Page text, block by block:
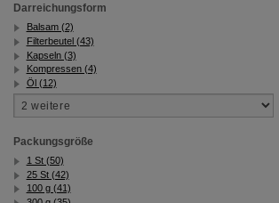
Darreichungsform
Balsam (2)
Filterbeutel (43)
Kapseln (3)
Kompressen (4)
Öl (12)
Packungsgröße
1 St (50)
25 St (42)
100 g (41)